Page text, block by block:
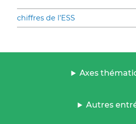
chiffres de l’ESS
Axes
Autres